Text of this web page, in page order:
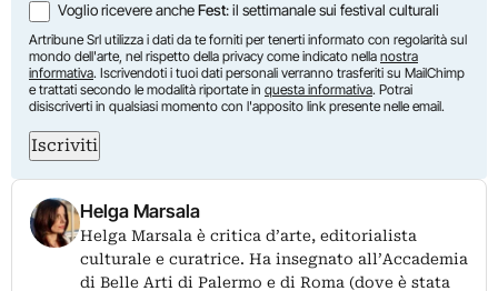
Voglio ricevere ancheFest: il settimanale sui festival culturali
Artribune Srl utilizza i dati da te forniti per tenerti informato con regolarità sul
mondo dell'arte, nel rispetto della privacy come indicato nella nostra
informativa. Iscrivendoti i tuoi dati personali verranno trasferiti su MailChimp
e trattati secondo le modalità riportate in questa informativa. Potrai
disiscriverti in qualsiasi momento con l'apposito link presente nelle email.
Iscriviti
Helga Marsala
Helga Marsala è critica d’arte, editorialista
culturale e curatrice. Ha insegnato all’Accademia
di Belle Arti di Palermo e di Roma (dove è stata